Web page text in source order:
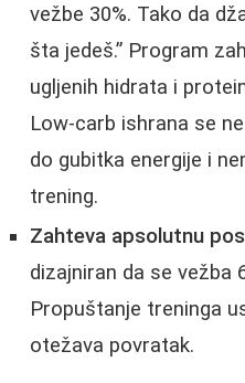
vežbe 30%. Tako da
šta jedeš.” Program
ugljenih hidrata i
Low-carb ishrana se
do gubitka energije i
trening.
Zahteva apsolutnu
dizajniran da se vežba
Propuštanje treninga
otežava povratak.